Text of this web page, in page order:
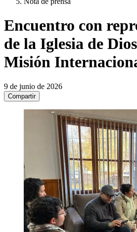
Encuentro con
de la Iglesia de
Misión
9 de junio de 2026
Compartir